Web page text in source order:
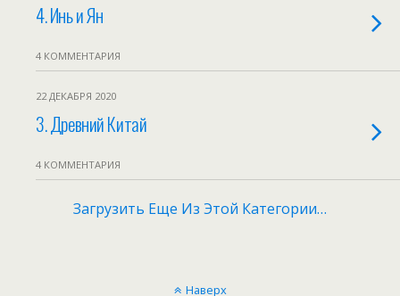
4. Инь и Ян
4 КОММЕНТАРИЯ
22 ДЕКАБРЯ 2020
3. Древний Китай
4 КОММЕНТАРИЯ
Загрузить Еще Из Этой Категории…
Наверх